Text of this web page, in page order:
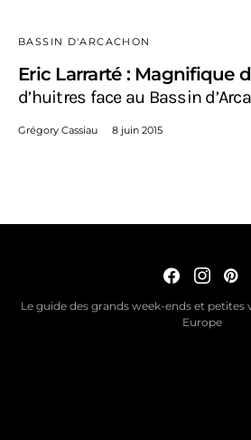
BASSIN D'ARCACHON
Eric Larrarté : Magnifique
d’huitres face au Bassin
Grégory Cassiau 8 juin 2015
Le guide des grands week-ends et petites
Europe